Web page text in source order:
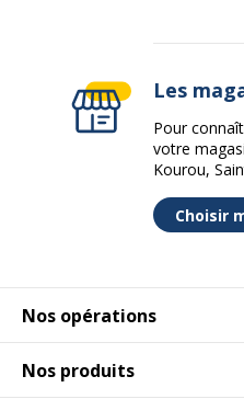
Nos opérations
Nos produits
Les
Pour
votre
Kourou,
Choisir